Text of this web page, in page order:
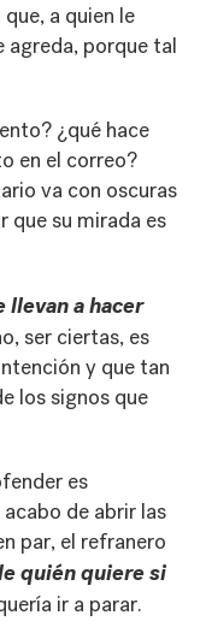
a quien le
agreda, porque tal
¿qué hace
en el correo?
va con oscuras
que su mirada es
a hacer
ser ciertas, es
y que tan
los signos que
es
de abrir las
par, el refranero
quién quiere si
ir a parar.